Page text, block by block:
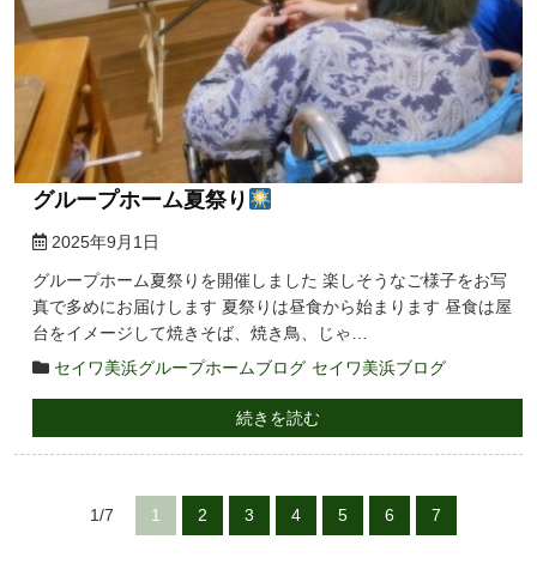
グループホーム夏祭り
2025年9月1日
グループホーム夏祭りを開催しました 楽しそうなご様子をお写
真で多めにお届けします 夏祭りは昼食から始まります 昼食は屋
台をイメージして焼きそば、焼き鳥、じゃ…
セイワ美浜グループホームブログ セイワ美浜ブログ
続きを読む
1/7 1 2 3 4 5 6 7